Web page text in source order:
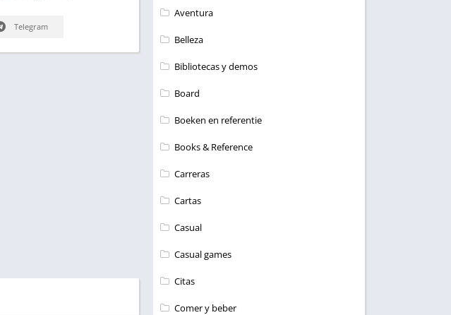
Telegram
Aventura
Belleza
Bibliotecas y demos
Board
Boeken en referentie
Books & Reference
Carreras
Cartas
Casual
Casual games
Citas
Comer y beber